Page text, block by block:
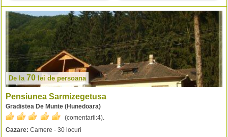
De la 70 lei de persoana
Pensiunea Sarmizegetusa
Gradistea De Munte (Hunedoara)
(comentarii:4).
Cazare: Camere - 30 locuri